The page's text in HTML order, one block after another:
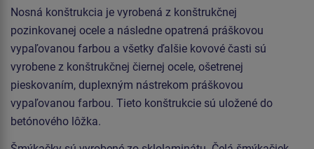
Nosná konštrukcia je vyrobená z konštrukčnej
pozinkovanej ocele a následne opatrená práškovou
vypaľovanou farbou a všetky ďalšie kovové časti sú
vyrobene z konštrukčnej čiernej ocele, ošetrenej
pieskovaním, duplexným nástrekom práškovou
vypaľovanou farbou. Tieto konštrukcie sú uložené do
betónového lôžka.